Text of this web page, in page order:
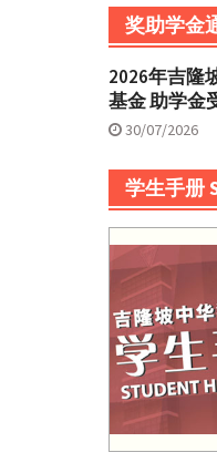
奖助学金
2026年吉隆
基金 助学金
30/07/2026
学生手册